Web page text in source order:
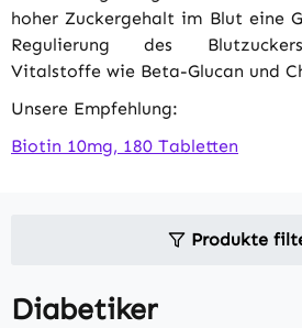
hoher Zuckergehalt im Blut eine
Regulierung des
Vitalstoffe wie Beta-Glucan und
Unsere Empfehlung:
Biotin 10mg, 180 Tabletten
Produkte
Diabetiker